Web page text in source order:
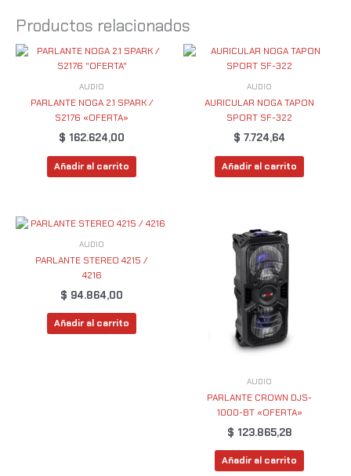
Productos relacionados
AUDIO
PARLANTE NOGA 2.1 SPARK /
S2176 «OFERTA»
$ 162.624,00
Añadir al carrito
AUDIO
AURICULAR NOGA TAPON
SPORT SF-322
$ 7.724,64
Añadir al carrito
AUDIO
PARLANTE STEREO 4215 /
4216
$ 94.864,00
Añadir al carrito
AUDIO
PARLANTE CROWN DJS-
1000-BT «OFERTA»
$ 123.865,28
Añadir al carrito